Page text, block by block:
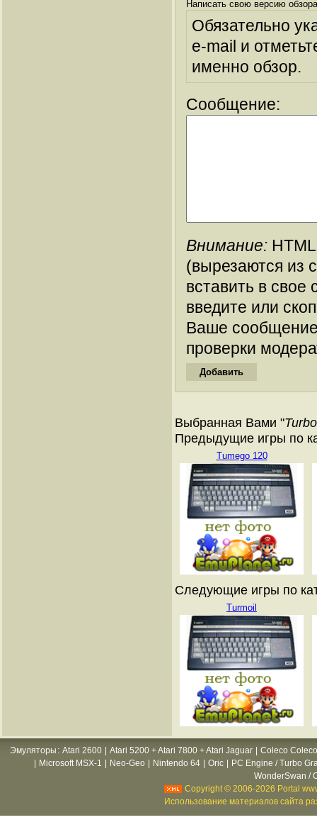
Написать свою версию
Обязательно
e-mail и
именно обзор.
Сообщение:
Внимание:
(вырезаются из
вставить в
введите или
Ваше
проверки
Выбранная Вами "
Предыдущие игры по
Tumego 120
Следующие игры по
Turmoil
Эмуляторы : Atari 2600 Atari 5200 + Atari 7800 + Atari Jaguar
Coleco
Microsoft MSX-1 Neo-Geo Nintendo 64 Oric
PC Engine / Turbo
WonderSwan /
Copyright © 2006-2026 Portal
Использование материалов сайта